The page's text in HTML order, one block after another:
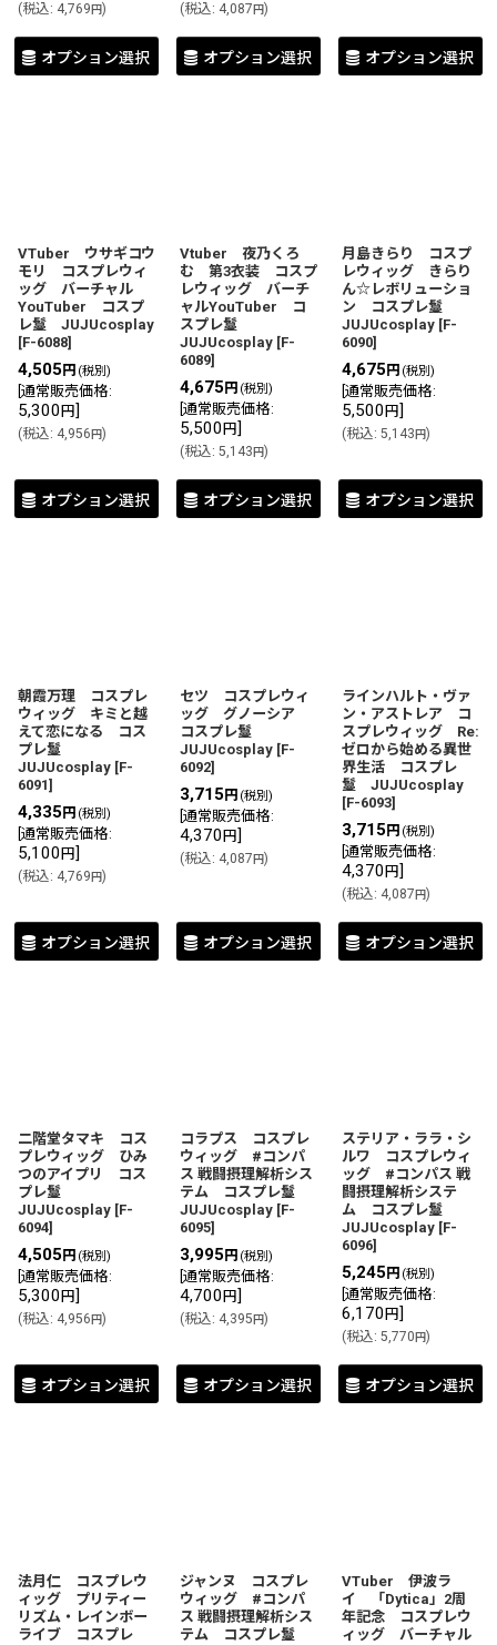
(税込: 4,769円)
オプション選択
(税込: 4,087円)
オプション選択 オプション選択
VTuber ウサギコウ
モリ コスプレウィ
ッグ バーチャル
YouTuber コスプ
レ鬘 JUJUcosplay
[F-6088]
4,505 円 (税別)
通常販売価格:
5,300 円]
(税込: 4,956円)
オプション選択
Vtuber 夜乃くろ
む 第3衣装 コスプ
レウィッグ バーチ
ャルYouTuber コ
スプレ鬘
JUJUcosplay [F-
6089]
4,675 円 (税別)
通常販売価格:
5,500 円]
(税込: 5,143円)
オプション選択
月島きらり コスプ
レウィッグ きらり
ん☆レボリューショ
ン コスプレ鬘
JUJUcosplay [F-
6090]
4,675 円 (税別)
通常販売価格:
5,500 円]
(税込: 5,143円)
オプション選択
朝霞万理 コスプレ
ウィッグ キミと越
えて恋になる コス
プレ鬘
JUJUcosplay [F-
6091]
4,335 円 (税別)
通常販売価格:
5,100 円]
(税込: 4,769円)
オプション選択
セツ コスプレウィ
ッグ グノーシア
コスプレ鬘
JUJUcosplay [F-
6092]
3,715 円 (税別)
通常販売価格:
4,370 円]
(税込: 4,087円)
オプション選択
ラインハルト・ヴァ
ン・アストレア コ
スプレウィッグ Re:
ゼロから始める異世
界生活 コスプレ
鬘 JUJUcosplay
[F-6093]
3,715 円 (税別)
通常販売価格:
4,370 円]
(税込: 4,087円)
オプション選択
二階堂タマキ コス
プレウィッグ ひみ
つのアイプリ コス
プレ鬘
JUJUcosplay [F-
6094]
4,505 円 (税別)
通常販売価格:
5,300 円]
(税込: 4,956円)
オプション選択
コラプス コスプレ
ウィッグ #コンパ
ス 戦闘摂理解析シス
テム コスプレ鬘
JUJUcosplay [F-
6095]
3,995 円 (税別)
通常販売価格:
4,700 円]
(税込: 4,395円)
オプション選択
ステリア・ララ・シ
ルワ コスプレウィ
ッグ #コンパス 戦
闘摂理解析システ
ム コスプレ鬘
JUJUcosplay [F-
6096]
5,245 円 (税別)
通常販売価格:
6,170 円]
(税込: 5,770円)
オプション選択
法月仁 コスプレウ
ィッグ プリティー
リズム・レインボー
ライブ コスプレ
ジャンヌ コスプレ
ウィッグ #コンパ
ス 戦闘摂理解析シス
テム コスプレ鬘
VTuber 伊波ラ
イ 「Dytica」2周
年記念 コスプレウ
ィッグ バーチャル